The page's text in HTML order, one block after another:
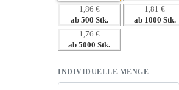
1,86 €
ab 500 Stk.
1,81 €
ab 1000 Stk.
1,76 €
ab 5000 Stk.
INDIVIDUELLE MENGE